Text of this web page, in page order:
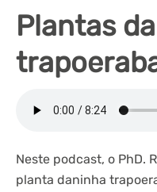
Plantas
Neste podcast, o PhD.
planta daninha